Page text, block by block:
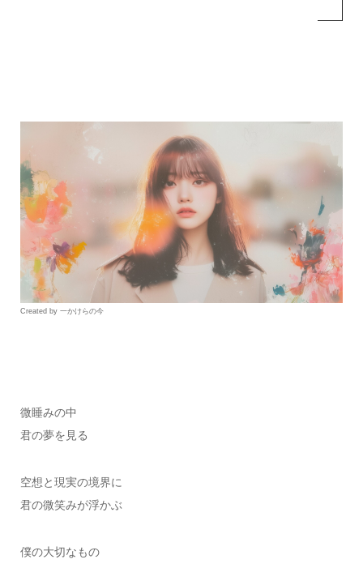
Created by 一かけらの今
微睡みの中
君の夢を見る
空想と現実の境界に
君の微笑みが浮かぶ
僕の大切なもの